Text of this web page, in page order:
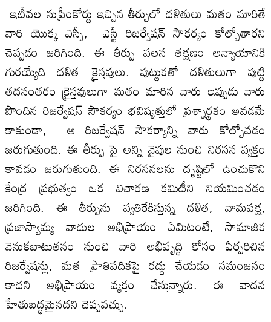
ఇటీవల సుప్రీంకోర్టు ఇచ్చిన తీర్పులో దళితులు మతం మారితే
వారి యొక్క ఎస్సీ, ఎస్టీ రిజర్వేషన్ సౌకర్యం కోల్పోతారని
చెప్పడం జరిగింది. ఈ తీర్పు వలన తక్షణం అన్యాయానికి
గురయ్యేది దళిత క్రైస్తవులు. పుట్టుకతో దళితులుగా పుట్టి
తదనంతరం క్రైస్తవులుగా మతం మారిన వారు ఇప్పుడు వారు
పొందిన రిజర్వేషన్ సౌకర్యం భవిష్యత్తులో ప్రశ్నార్థకం అవడమే
కాకుండా, ఆ రిజర్వేషన్ సౌకర్యాన్ని వారు కోల్పోవడం
జరుగుతుంది. ఈ తీర్పు పై అన్ని వైపుల నుంచి నిరసన వ్యక్తం
కావడం జరుగుతుంది. ఈ నిరసనలను దృష్టిలో ఉంచుకొని
కేంద్ర ప్రభుత్వం ఒక విచారణ కమిటీని నియమించడం
జరిగింది. ఈ తీర్పును వ్యతిరేకిస్తున్న దళిత, వామపక్ష,
ప్రజాస్వామ్య వాదుల అభిప్రాయం ఏమిటంటే, సామాజిక
వెనుకబాటుతనం నుంచి వారి అభివృద్ధి కోసం ఏర్పరిచిన
రిజర్వేషన్లు, మత ప్రాతిపదికపై రద్దు చేయడం సమంజసం
కాదని అభిప్రాయం వ్యక్తం చేస్తున్నారు. ఈ వాదన
హేతుబద్ధమైనదని చెప్పవచ్చు.